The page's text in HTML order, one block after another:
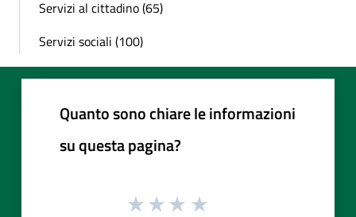
Servizi al cittadino (65)
Servizi sociali (100)
Quanto sono chiare le informazioni
su questa pagina?